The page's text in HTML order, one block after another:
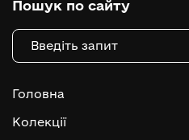
Пошук по сайту
Головна
Колекції